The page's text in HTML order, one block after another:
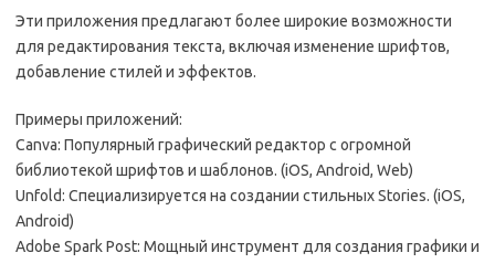
Эти приложения предлагают более широкие возможности
для редактирования текста, включая изменение шрифтов,
добавление стилей и эффектов.
Примеры приложений:
Canva: Популярный графический редактор с огромной
библиотекой шрифтов и шаблонов. (iOS, Android, Web)
Unfold: Специализируется на создании стильных Stories. (iOS,
Android)
Adobe Spark Post: Мощный инструмент для создания графики и